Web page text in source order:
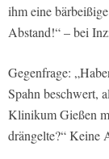
ihm eine
Abstand!“ – bei
Gegenfrage:
Spahn beschwert,
Klinikum Gießen
drängelte?“ Keine